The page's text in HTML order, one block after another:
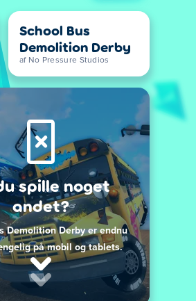
School Bus
Demolition Derby
af No Pressure Studios
spille noget
andet?
Demolition Derby er endnu
på mobil og tablets.